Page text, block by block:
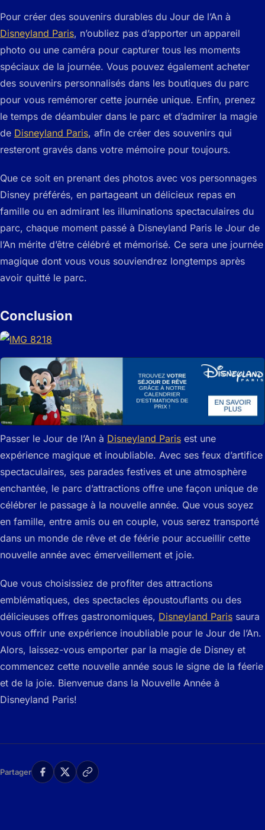
Pour créer des souvenirs durables du Jour de l’An à
Disneyland Paris, n’oubliez pas d’apporter un appareil
photo ou une caméra pour capturer tous les moments
spéciaux de la journée. Vous pouvez également acheter
des souvenirs personnalisés dans les boutiques du parc
pour vous remémorer cette journée unique. Enfin, prenez
le temps de déambuler dans le parc et d’admirer la magie
de Disneyland Paris, afin de créer des souvenirs qui
resteront gravés dans votre mémoire pour toujours.
Que ce soit en prenant des photos avec vos personnages
Disney préférés, en partageant un délicieux repas en
famille ou en admirant les illuminations spectaculaires du
parc, chaque moment passé à Disneyland Paris le Jour de
l’An mérite d’être célébré et mémorisé. Ce sera une journée
magique dont vous vous souviendrez longtemps après
avoir quitté le parc.
Conclusion
Passer le Jour de l’An à Disneyland Paris est une
expérience magique et inoubliable. Avec ses feux d’artifice
spectaculaires, ses parades festives et une atmosphère
enchantée, le parc d’attractions offre une façon unique de
célébrer le passage à la nouvelle année. Que vous soyez
en famille, entre amis ou en couple, vous serez transporté
dans un monde de rêve et de féérie pour accueillir cette
nouvelle année avec émerveillement et joie.
Que vous choisissiez de profiter des attractions
emblématiques, des spectacles époustouflants ou des
délicieuses offres gastronomiques, Disneyland Paris saura
vous offrir une expérience inoubliable pour le Jour de l’An.
Alors, laissez-vous emporter par la magie de Disney et
commencez cette nouvelle année sous le signe de la féerie
et de la joie. Bienvenue dans la Nouvelle Année à
Disneyland Paris!
Partager